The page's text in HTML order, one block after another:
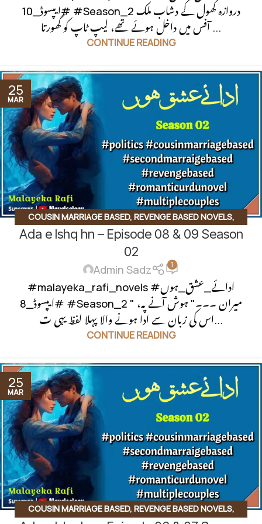
#ایپسوڈ_10 #Season_2 دروازہ کھول کے دشاب ملک
آفس میں داخل ہوئے تھے، لیپ ٹاپ کو گھورتا ...
CONTINUE READING
25
MAR
COUSIN MARRIAGE BASED, REVENGE BASED NOVELS,
SECOND MARRIAGE BASED
Ada e Ishq hn – Episode 08 & 09 Season
02
Admin Sadz 1
#malayeka_rafi_novels #ادائے_عشق_ہوں
#ایپسوڈ_8 #Season_2 " میران ۔۔۔" ہوش آنے پہ،
اس کی زبان سے ادا ہونے والا پہلا لفظ یہی ت...
CONTINUE READING
25
MAR
COUSIN MARRIAGE BASED, REVENGE BASED NOVELS,